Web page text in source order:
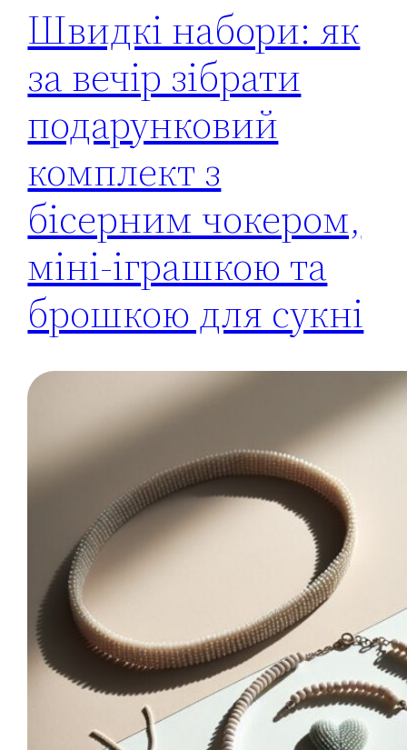
Швидкі набори: як
за вечір зібрати
подарунковий
комплект з
бісерним чокером,
міні-іграшкою та
брошкою для сукні